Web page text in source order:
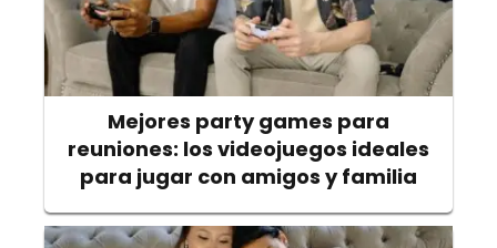
Mejores party games para
reuniones: los videojuegos ideales
para jugar con amigos y familia